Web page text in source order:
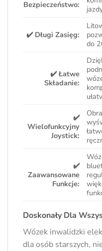
Bezpieczeństwo:
✔️ Długi Zasięg:
do
✔️ Łatwe
Składanie:
✔️
Wielofunkcyjny
Joystick:
✔️
Zaawansowane
Funkcje:
Doskonały Dla
Wózek inwalidzki
dla osób starszych,